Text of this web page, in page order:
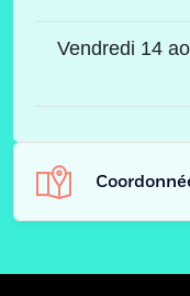
Vendredi 14